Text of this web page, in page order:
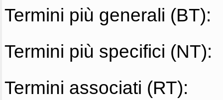
Termini più generali (BT):
Termini più specifici (NT):
Termini associati (RT):